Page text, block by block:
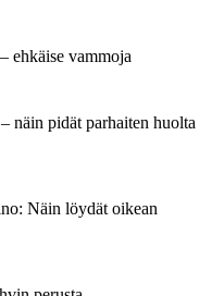
ehkäise vammoja
näin pidät parhaiten huolta
Näin löydät oikean